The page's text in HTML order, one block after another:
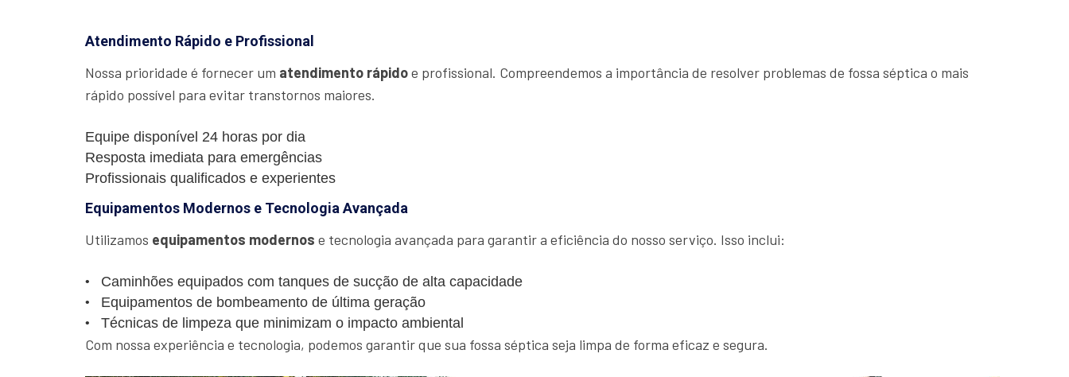
Atendimento Rápido e Profissional
Nossa prioridade é fornecer um atendimento rápidoe profissional. Compreendemos a importância de resolver problemas de fossa séptica o mais
rápido possível para evitar transtornos maiores.
Equipe disponível 24 horas por dia
Resposta imediata para emergências
Profissionais qualificados e experientes
Equipamentos Modernos e Tecnologia Avançada
Utilizamos equipamentos modernos e tecnologia avançada para garantir a eficiência do nosso serviço. Isso inclui:
Caminhões equipados com tanques de sucção de alta capacidade
Equipamentos de bombeamento de última geração
Técnicas de limpeza que minimizam o impacto ambiental
Com nossa experiência e tecnologia, podemos garantir que sua fossa séptica seja limpa de forma eficaz e segura.